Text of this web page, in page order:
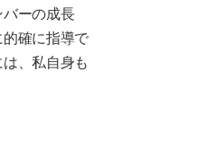
ーの成長
確に指導で
、私自身も